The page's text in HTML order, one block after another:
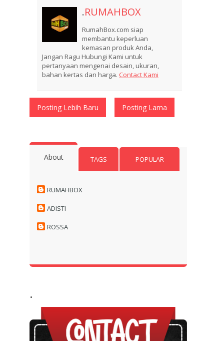
.RUMAHBOX
RumahBox.com siap
membantu keperluan
kemasan produk Anda,
Jangan Ragu Hubungi Kami untuk
pertanyaan mengenai desain, ukuran,
bahan kertas dan harga. Contact Kami
Posting Lebih Baru Posting Lama
About TAGS POPULAR
RUMAHBOX
ADISTI
ROSSA
.